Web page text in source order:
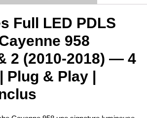
Full LED PDLS
958
2 (2010-2018) — 4
Plug & Play |